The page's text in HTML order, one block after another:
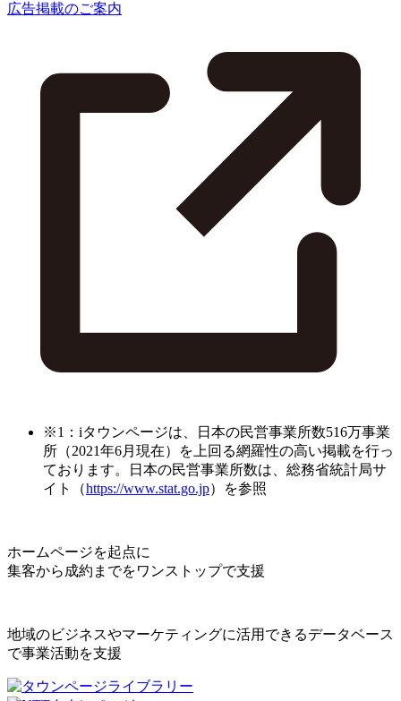
広告掲載のご案内
※1：iタウンページは、日本の民営事業所数516万事業
所（2021年6月現在）を上回る網羅性の高い掲載を行っ
ております。日本の民営事業所数は、総務省統計局サ
イト（https://www.stat.go.jp）を参照
ホームページを起点に
集客から成約までをワンストップで支援
地域のビジネスやマーケティングに活用できるデータベース
で事業活動を支援